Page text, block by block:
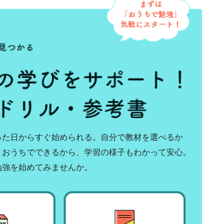
日からすぐ始められる。自分で教材を選べるか
うちでできるから、学習の様子もわかって安心。
を始めてみませんか。